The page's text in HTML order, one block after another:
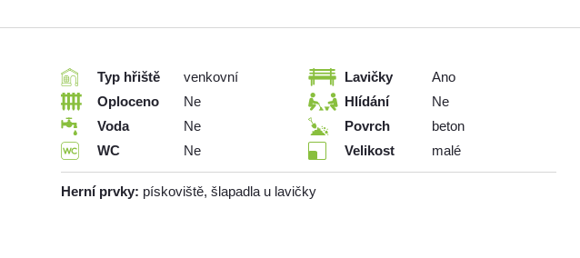
Typ hřiště
venkovní
Oploceno
Ne
Voda
Ne
WC
Ne
Lavičky
Ano
Hlídání
Ne
Povrch
beton
Velikost
malé
Herní prvky: pískoviště, šlapadla u lavičky